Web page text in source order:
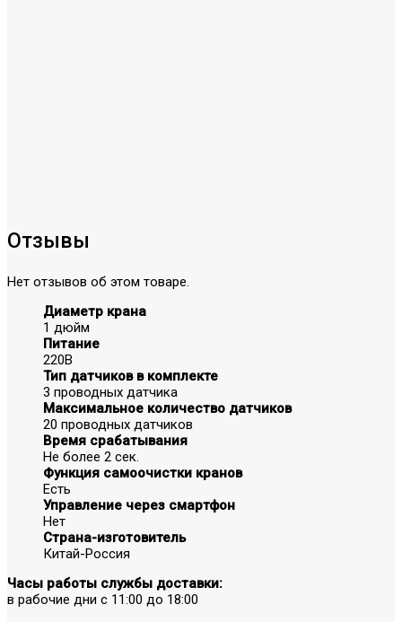
Отзывы
Нет отзывов об этом товаре.
Диаметр крана
1 дюйм
Питание
220В
Тип датчиков в комплекте
3 проводных датчика
Максимальное количество датчиков
20 проводных датчиков
Время срабатывания
Не более 2 сек.
Функция самоочистки кранов
Есть
Управление через смартфон
Нет
Страна-изготовитель
Китай-Россия
Часы работы службы доставки:
в рабочие дни с 11:00 до 18:00